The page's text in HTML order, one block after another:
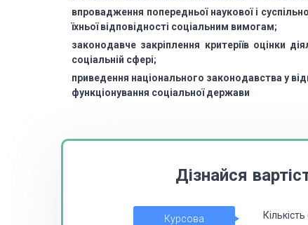
впровадження попередньої наукової і
їхньої відповідності соціальним вимогам;
законодавче закріплення критеріїв оцінки
соціальній сфері;
приведення національного законодавства у
функціонування соціальної держави
Дізнайся
Курсова